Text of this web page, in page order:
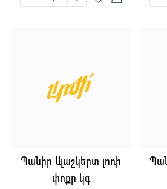
Պանիր Ալաշկերտ լոռի
փոքր կգ